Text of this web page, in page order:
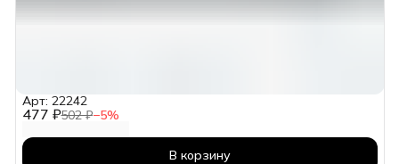
477 ₽502 ₽−5%
Арт: 22242
В корзину